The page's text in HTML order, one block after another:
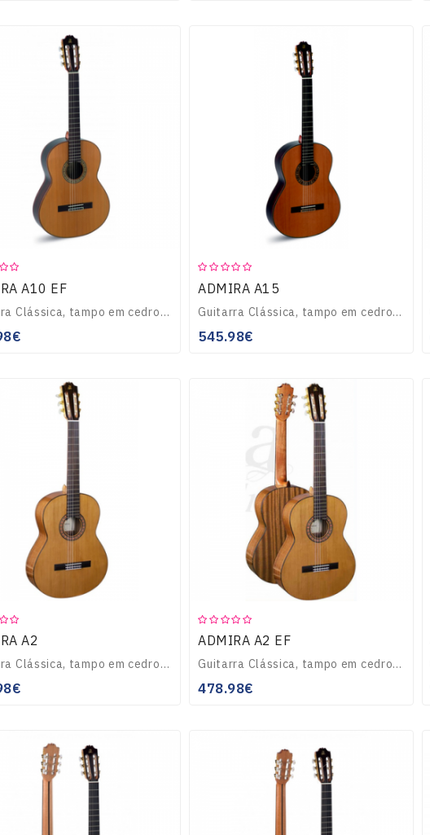
A10 EF
Guitarra Clássica, tampo em cedro maciço, corpo em Pausanto da india, filetes embutidos no tampo e funfo, braço de Caoba com reforço de pausanto, escala e ponte..
ADMIRA A15
Guitarra Clássica, tampo em cedro maciço, corpo em Pausanto da india, filetes embutidos no tampo e funfo, braço de Caoba com reforço de ébano, escala em ébano e..
545.98€
A2
Guitarra Clássica, tampo em cedro maciço, corpo em Sapelli, braço de Caoba, escala e ponte em pausanto, carrilhões dourado lira, cordas Savarez, acabamento bril..
ADMIRA A2 EF
Guitarra Clássica, tampo em cedro maciço, corpo em Sapelli, braço de Caoba, escala e ponte em pausanto, pickup Fishman Classic III, carrilhões dourado lira, cor..
478.98€